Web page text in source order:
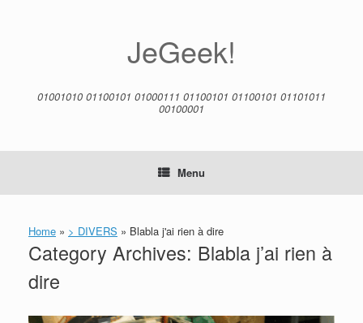
JeGeek!
01001010 01100101 01000111 01100101 01100101 01101011
00100001
Menu
Home » > DIVERS » Blabla j'ai rien à dire
Category Archives: Blabla j’ai rien à
dire